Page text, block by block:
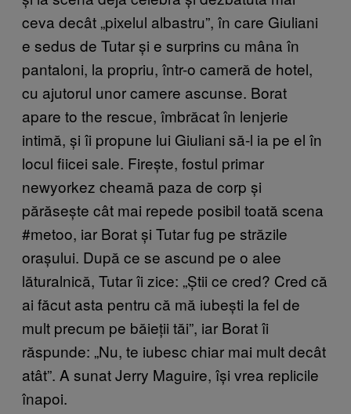
ceva decât „pixelul albastru”, în care Giuliani
e sedus de Tutar și e surprins cu mâna în
pantaloni, la propriu, într-o cameră de hotel,
cu ajutorul unor camere ascunse. Borat
apare to the rescue, îmbrăcat în lenjerie
intimă, și îi propune lui Giuliani să-l ia pe el în
locul fiicei sale. Firește, fostul primar
newyorkez cheamă paza de corp și
părăsește cât mai repede posibil toată scena
#metoo, iar Borat și Tutar fug pe străzile
orașului. După ce se ascund pe o alee
lăturalnică, Tutar îi zice: „Știi ce cred? Cred că
ai făcut asta pentru că mă iubești la fel de
mult precum pe băieții tăi”, iar Borat îi
răspunde: „Nu, te iubesc chiar mai mult decât
atât”. A sunat Jerry Maguire, își vrea replicile
înapoi.